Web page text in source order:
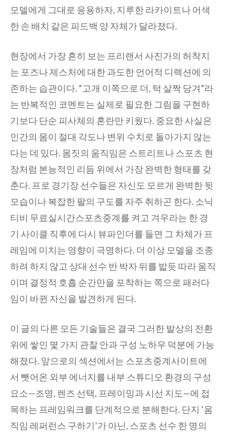
모델에게 그대로 응용하자, 지루한 라카이트나 어색
한 손 배치 같은 피드백 양 자체가 달라졌다.
현장에서 가장 흔히 보는 프리랜서 사진가의 허착지
는 포즈나 제스처에 대한 과도한 언어적 디렉션에 의
존하는 습관이다. “고개 이쪽으로 더, 턱 살짝 당겨”라
는 반복적인 코멘트는 실제로 필요한 그림을 구현하
기보다 단순 피사체의 혼란만 키웠다. 중요한 사실은
인간의 몸이 절대 각도나 변위 수치로 돌아가지 않는
다는 데 있다. 몸짓의 움직임은 스트리트나 스포츠 현
장처럼 본능적인 리듬 위에서 가장 완벽한 형태를 갖
춘다. 프로 경기장 선수들은 자신도 모르게 완벽한 뒷
모습이나 복잡한 팔의 구도를 자주 취하곤 한다. 소닉
티비 무료실시간스포츠중계를 켜고 겨우라는 한 경
기 사이클 직후에 다시 뷰파인더를 들면 그 차체가 프
레임에 미치는 영향이 극명하다. 더 이상 모델을 조종
하려 하지 않고 상대 선수 반 박자 뒤를 밟듯 따라 움직
이며 결정적 호흡 순간만을 포착하는 쪽으로 패러다
임이 바뀐 자신을 발견하게 된다.
이 글의 다른 모든 기술들은 결국 그러한 발상의 전환
위에 쌓인 몇 가지 관찰 안과 구성 노하우 덕분에 가능
해졌다. 앞으로의 섹션에서는 스포츠중계사이트에
서 뺏어온 외부 에너지를 내부 스튜디오 환경의 구성
요소—조명, 렌즈 선택, 프레이밍과 시선 지도—에 접
목하는 프레임워크를 단계적으로 분해한다. 단지 ‘움
직임 레퍼런스 구하기’가 아닌, 스포츠 선수 한 명의